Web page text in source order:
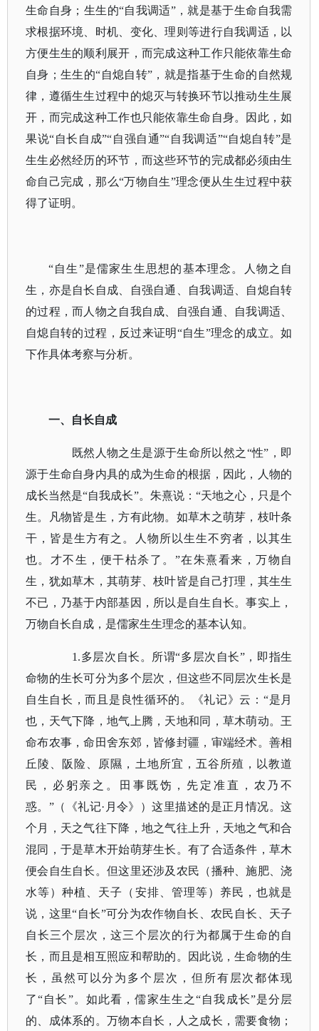
生命自身；生生的“自我调适”，就是基于生命自我需
求根据环境、时机、变化、理则等进行自我调适，以
方便生生的顺利展开，而完成这种工作只能依靠生命
自身；生生的“自熄自转”，就是指基于生命的自然规
律，遵循生生过程中的熄灭与转换环节以推动生生展
开，而完成这种工作也只能依靠生命自身。因此，如
果说“自长自成”“自强自通”“自我调适”“自熄自转”是
生生必然经历的环节，而这些环节的完成都必须由生
命自己完成，那么“万物自生”理念便从生生过程中获
得了证明。
“自生”是儒家生生思想的基本理念。人物之自
生，亦是自长自成、自强自通、自我调适、自熄自转
的过程，而人物之自我自成、自强自通、自我调适、
自熄自转的过程，反过来证明“自生”理念的成立。如
下作具体考察与分析。
一、自长自成
既然人物之生是源于生命所以然之“性”，即
源于生命自身内具的成为生命的根据，因此，人物的
成长当然是“自我成长”。朱熹说：“天地之心，只是个
生。凡物皆是生，方有此物。如草木之萌芽，枝叶条
干，皆是生方有之。人物所以生生不穷者，以其生
也。才不生，便干枯杀了。”在朱熹看来，万物自
生，犹如草木，其萌芽、枝叶皆是自己打理，其生生
不已，乃基于内部基因，所以是自生自长。事实上，
万物自长自成，是儒家生生理念的基本认知。
1.多层次自长。所谓“多层次自长”，即指生
命物的生长可分为多个层次，但这些不同层次生长是
自生自长，而且是良性循环的。
《礼记》云： “是月
也，天气下降，地气上腾，天地和同，草木萌动。王
命布农事，命田舍东郊，皆修封疆，审端经术。善相
丘陵、阪险、原隰，土地所宜，五谷所殖，以教道
民，必躬亲之。田事既饬，先定准直，农乃不
惑。”（
《礼记·月令》
）这里描述的是正月情况。这
个月，天之气往下降，地之气往上升，天地之气和合
混同，于是草木开始萌芽生长。有了合适条件，草木
便会自生自长。但这里还涉及农民（播种、施肥、浇
水等）种植、天子（安排、管理等）养民，也就是
说，这里“自长”可分为农作物自长、农民自长、天子
自长三个层次，这三个层次的行为都属于生命的自
长，而且是相互照应和帮助的。因此说，生命物的生
长，虽然可以分为多个层次，但所有层次都体现
了“自长”。如此看，儒家生生之“自我成长”是分层
的、成体系的。万物本自长，人之成长，需要食物；